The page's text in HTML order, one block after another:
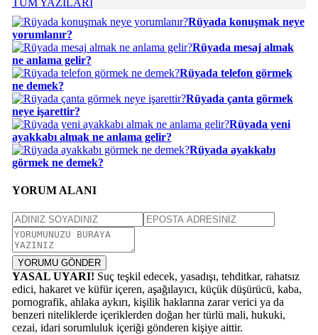
TÜM YAZILARI
Rüyada konuşmak neye
yorumlanır?
Rüyada mesaj almak
ne anlama gelir?
Rüyada telefon görmek
ne demek?
Rüyada çanta görmek
neye işarettir?
Rüyada yeni
ayakkabı almak ne anlama gelir?
Rüyada ayakkabı
görmek ne demek?
YORUM ALANI
YORUMU GÖNDER
YASAL UYARI! Suç teşkil edecek, yasadışı, tehditkar, rahatsız
edici, hakaret ve küfür içeren, aşağılayıcı, küçük düşürücü, kaba,
pornografik, ahlaka aykırı, kişilik haklarına zarar verici ya da
benzeri niteliklerde içeriklerden doğan her türlü mali, hukuki,
cezai, idari sorumluluk içeriği gönderen kişiye aittir.